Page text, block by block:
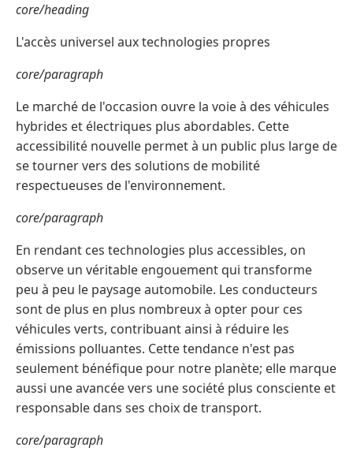
core/heading
L'accès universel aux technologies propres
core/paragraph
Le marché de l'occasion ouvre la voie à des véhicules
hybrides et électriques plus abordables. Cette
accessibilité nouvelle permet à un public plus large de
se tourner vers des solutions de mobilité
respectueuses de l'environnement.
core/paragraph
En rendant ces technologies plus accessibles, on
observe un véritable engouement qui transforme
peu à peu le paysage automobile. Les conducteurs
sont de plus en plus nombreux à opter pour ces
véhicules verts, contribuant ainsi à réduire les
émissions polluantes. Cette tendance n'est pas
seulement bénéfique pour notre planète; elle marque
aussi une avancée vers une société plus consciente et
responsable dans ses choix de transport.
core/paragraph